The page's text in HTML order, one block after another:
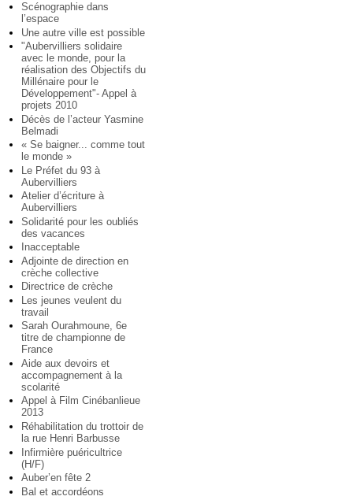
Scénographie dans
l’espace
Une autre ville est possible
"Aubervilliers solidaire
avec le monde, pour la
réalisation des Objectifs du
Millénaire pour le
Développement"- Appel à
projets 2010
Décès de l’acteur Yasmine
Belmadi
« Se baigner... comme tout
le monde »
Le Préfet du 93 à
Aubervilliers
Atelier d’écriture à
Aubervilliers
Solidarité pour les oubliés
des vacances
Inacceptable
Adjointe de direction en
crèche collective
Directrice de crèche
Les jeunes veulent du
travail
Sarah Ourahmoune, 6e
titre de championne de
France
Aide aux devoirs et
accompagnement à la
scolarité
Appel à Film Cinébanlieue
2013
Réhabilitation du trottoir de
la rue Henri Barbusse
Infirmière puéricultrice
(H/F)
Auber’en fête 2
Bal et accordéons